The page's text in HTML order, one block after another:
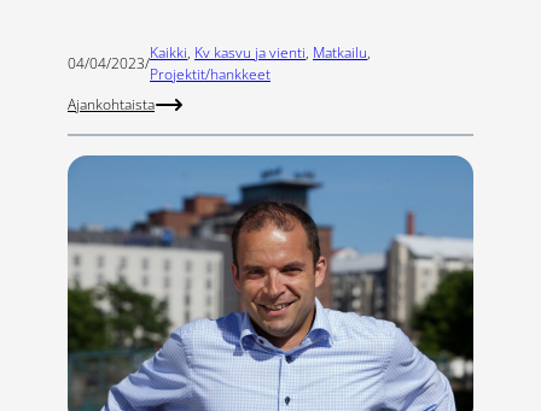
04/04/2023/
Kaikki, Kv kasvu ja vienti, Matkailu
Projektit/hankkeet
Ajankohtaista